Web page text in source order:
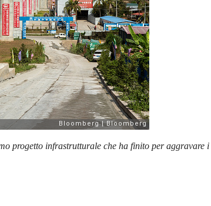
progetto infrastrutturale che ha finito per aggravare i